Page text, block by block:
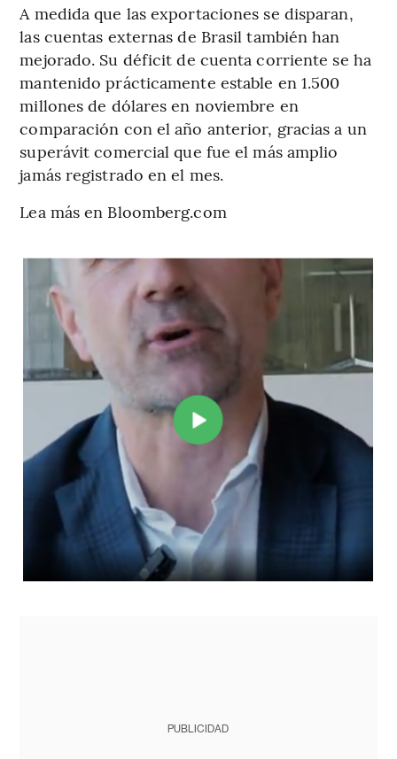
A medida que las exportaciones se disparan,
las cuentas externas de Brasil también han
mejorado. Su déficit de cuenta corriente se ha
mantenido prácticamente estable en 1.500
millones de dólares en noviembre en
comparación con el año anterior, gracias a un
superávit comercial que fue el más amplio
jamás registrado en el mes.
Lea más en Bloomberg.com
PUBLICIDAD